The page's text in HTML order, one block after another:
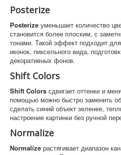
Posterize
Posterize уменьшает количество
становится более плоским, с
тонами. Такой эффект подходит
иконок, пиксельного вида,
декоративных фонов.
Shift Colors
Shift Colors сдвигает оттенки и
помощью можно быстро заменить
сделать синий объект зеленее,
настроение картинки без ручной
Normalize
Normalize растягивает диапазон